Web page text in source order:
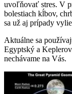
uvoľňovať stres. V
bolestiach kĺbov,
sa už aj prípady
Aktuálne sa
Egyptský a
nechávame na Vás.